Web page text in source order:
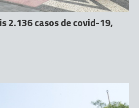
2.136 casos de covid-19,